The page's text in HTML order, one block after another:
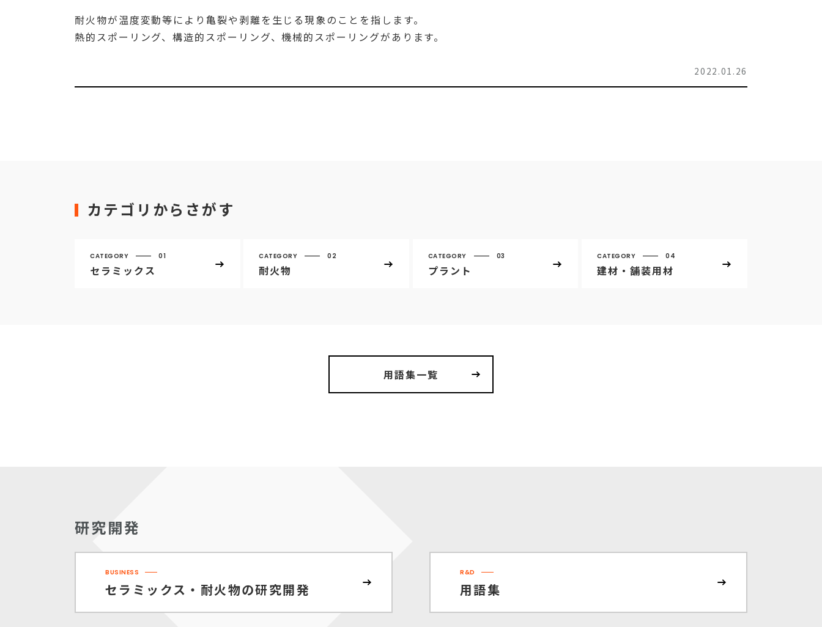
耐火物が温度変動等により亀裂や剥離を生じる現象のことを指します。
熱的スポーリング、構造的スポーリング、機械的スポーリングがあります。
2022.01.26
カテゴリからさがす
CATEGORY 01
セラミックス
CATEGORY 02
耐火物
CATEGORY 03
プラント
CATEGORY 04
建材・舗装用材
用語集一覧
研究開発
BUSINESS
セラミックス・耐火物の研究開発
R&D
用語集